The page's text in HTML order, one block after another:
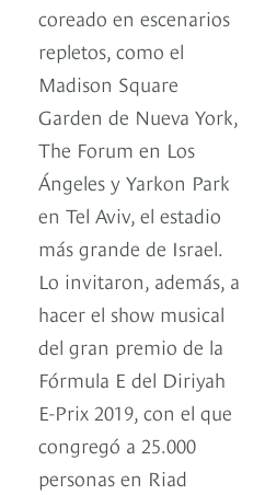
coreado en escenarios
repletos, como el
Madison Square
Garden de Nueva York,
The Forum en Los
Ángeles y Yarkon Park
en Tel Aviv, el estadio
más grande de Israel.
Lo invitaron, además, a
hacer el show musical
del gran premio de la
Fórmula E del Diriyah
E-Prix 2019, con el que
congregó a 25.000
personas en Riad